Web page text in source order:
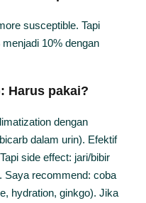
susceptible. Tapi
10% dengan
Harus pakai?
dengan
dalam urin). Efektif
side effect: jari/bibir
Saya recommend: coba
hydration, ginkgo). Jika